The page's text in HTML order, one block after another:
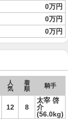
0万円
0万円
0万円
人
気
着
順
騎手
12 8
太宰 啓
介
(56.0kg)